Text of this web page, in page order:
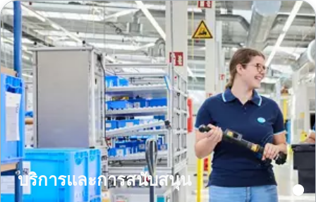
บริการและการสนับสนุน